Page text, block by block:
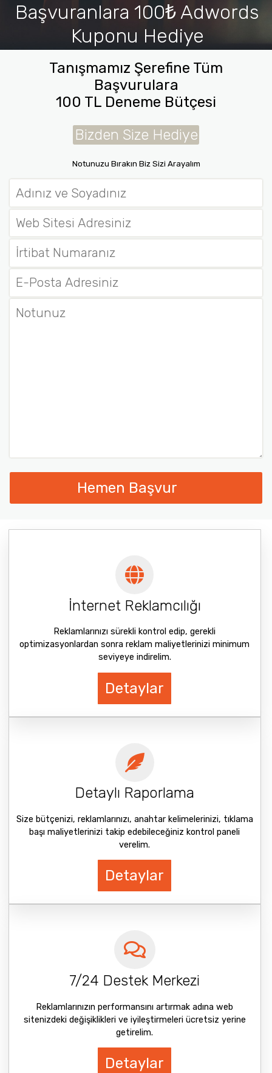
Başvuranlara 100₺ Adwords
Kuponu Hediye
Tanışmamız Şerefine Tüm
Başvurulara
100 TL Deneme Bütçesi
Bizden Size Hediye
Notunuzu Bırakın Biz Sizi Arayalım
Hemen Başvur
İnternet Reklamcılığı
Reklamlarınızı sürekli kontrol edip, gerekli
optimizasyonlardan sonra reklam maliyetlerinizi minimum
seviyeye indirelim.
Detaylar
Detaylı Raporlama
Size bütçenizi, reklamlarınızı, anahtar kelimelerinizi, tıklama
başı maliyetlerinizi takip edebileceğiniz kontrol paneli
verelim.
Detaylar
7/24 Destek Merkezi
Reklamlarınızın performansını artırmak adına web
sitenizdeki değişiklikleri ve iyileştirmeleri ücretsiz yerine
getirelim.
Detaylar